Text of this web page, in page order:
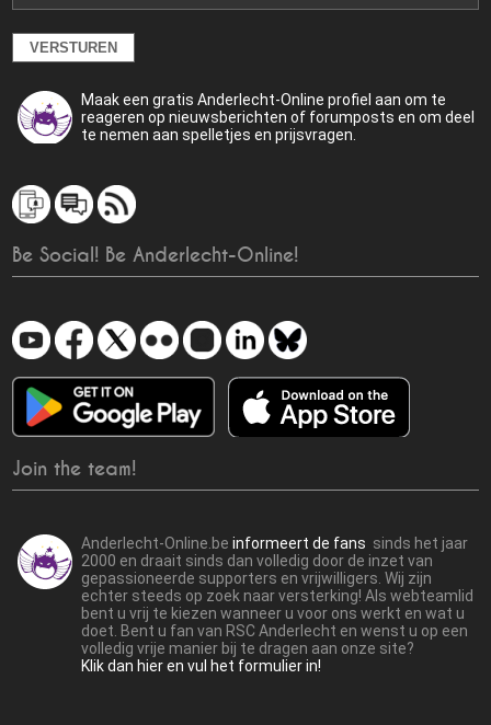
Maak een gratis Anderlecht-Online profiel aan om te
reageren op nieuwsberichten of forumposts en om deel
te nemen aan spelletjes en prijsvragen.
Be Social! Be Anderlecht-Online!
Join the team!
Anderlecht-Online.beinformeert de fans sinds het jaar
2000 en draait sinds dan volledig door de inzet van
gepassioneerde supporters en vrijwilligers. Wij zijn
echter steeds op zoek naar versterking! Als webteamlid
bent u vrij te kiezen wanneer u voor ons werkt en wat u
doet. Bent u fan van RSC Anderlecht en wenst u op een
volledig vrije manier bij te dragen aan onze site?
Klik dan hier en vul het formulier in!